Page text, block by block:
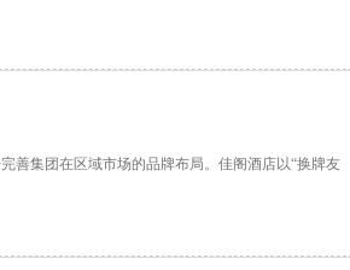
善集团在区域市场的品牌布局。佳阁酒店以“换牌友